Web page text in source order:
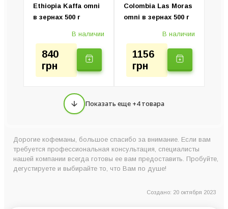
Ethiopia Kaffa omni
в зернах 500 г
В наличии
840
грн
Colombia Las Moras
omni в зернах 500 г
В наличии
1156
грн
Показать еще +4 товара
Дорогие кофеманы, большое спасибо за внимание. Если вам
требуется профессиональная консультация, специалисты
нашей компании всегда готовы ее вам предоставить. Пробуйте,
дегустируете и выбирайте то, что Вам по душе!
Создано: 20 октября 2023